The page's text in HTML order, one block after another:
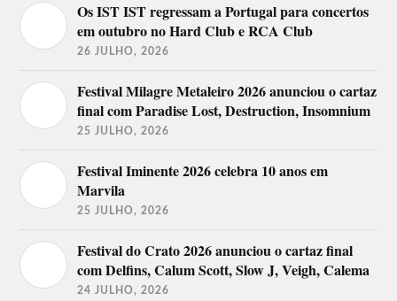
Os IST IST regressam a Portugal para concertos
em outubro no Hard Club e RCA Club
26 JULHO, 2026
Festival Milagre Metaleiro 2026 anunciou o cartaz
final com Paradise Lost, Destruction, Insomnium
25 JULHO, 2026
Festival Iminente 2026 celebra 10 anos em
Marvila
25 JULHO, 2026
Festival do Crato 2026 anunciou o cartaz final
com Delfins, Calum Scott, Slow J, Veigh, Calema
24 JULHO, 2026